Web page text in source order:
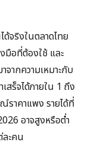
ด้จริงในตลาดไทย
มือที่ต้องใช้ และ
จากความเหมาะกับ
สร็จได้ภายใน 1 ถึง
ราคาแพง รายได้ที่
อาจสูงหรือต่ำ
ละคน